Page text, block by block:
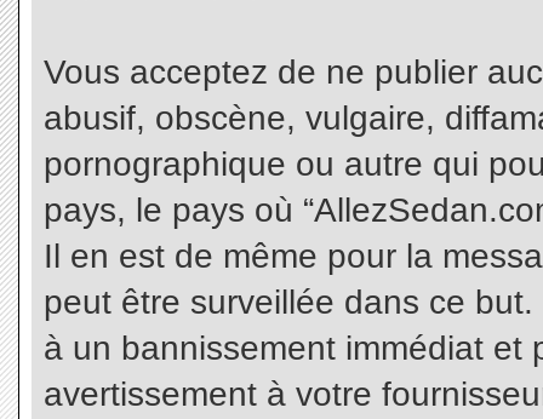
Vous acceptez de ne publier
abusif, obscène, vulgaire,
pornographique ou autre qui
pays, le pays où
Il en est de même pour la
peut être surveillée dans ce
à un bannissement immédiat et
avertissement à votre